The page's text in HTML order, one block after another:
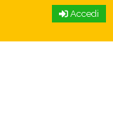
Accedi